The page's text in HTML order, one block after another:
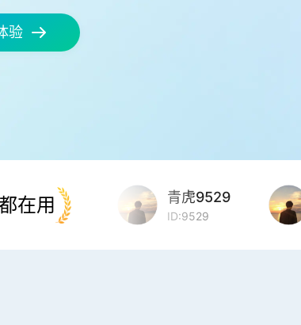
验
在用
青虎1869
ID:1869
青虎9529
ID:9529